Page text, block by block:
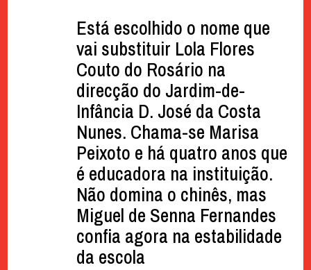
Está escolhido o nome que
vai substituir Lola Flores
Couto do Rosário na
direcção do Jardim-de-
Infância D. José da Costa
Nunes. Chama-se Marisa
Peixoto e há quatro anos que
é educadora na instituição.
Não domina o chinês, mas
Miguel de Senna Fernandes
confia agora na estabilidade
da escola